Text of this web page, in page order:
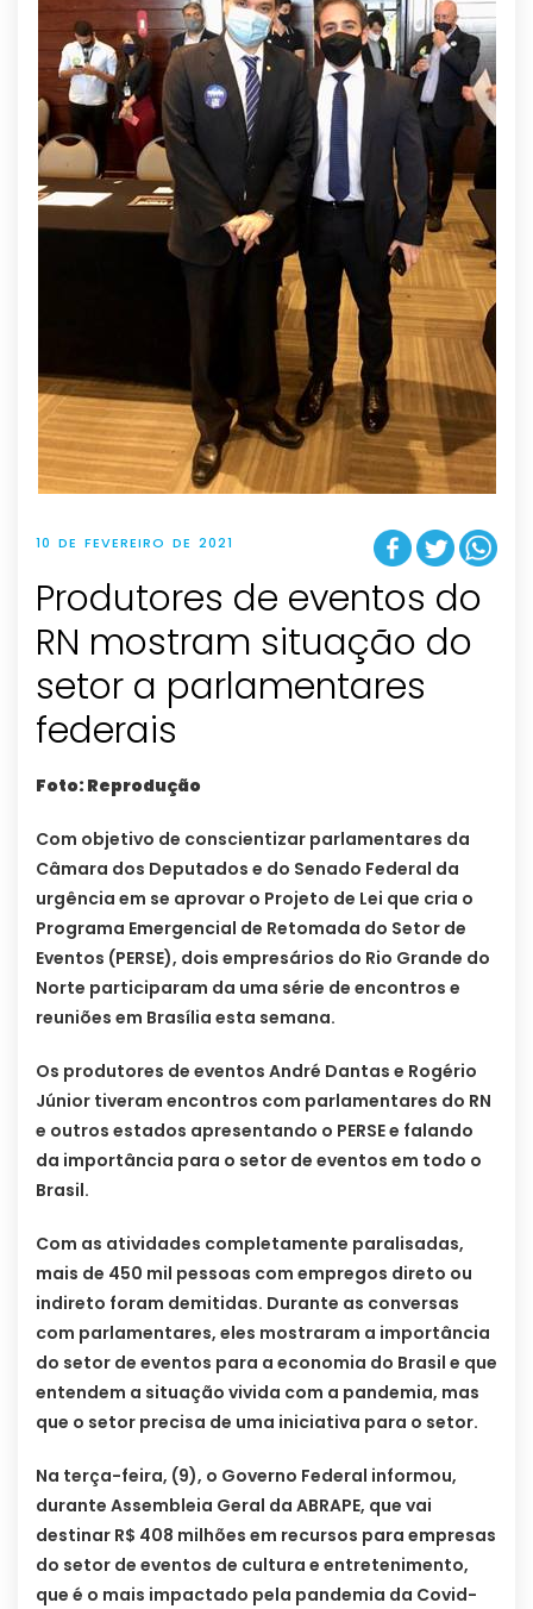
10 DE FEVEREIRO DE 2021
Produtores de eventos do
RN mostram situação do
setor a parlamentares
federais
Foto: Reprodução
Com objetivo de conscientizar parlamentares da
Câmara dos Deputados e do Senado Federal da
urgência em se aprovar o Projeto de Lei que cria o
Programa Emergencial de Retomada do Setor de
Eventos (PERSE), dois empresários do Rio Grande do
Norte participaram da uma série de encontros e
reuniões em Brasília esta semana.
Os produtores de eventos André Dantas e Rogério
Júnior tiveram encontros com parlamentares do RN
e outros estados apresentando o PERSE e falando
da importância para o setor de eventos em todo o
Brasil.
Com as atividades completamente paralisadas,
mais de 450 mil pessoas com empregos direto ou
indireto foram demitidas. Durante as conversas
com parlamentares, eles mostraram a importância
do setor de eventos para a economia do Brasil e que
entendem a situação vivida com a pandemia, mas
que o setor precisa de uma iniciativa para o setor.
Na terça-feira, (9), o Governo Federal informou,
durante Assembleia Geral da ABRAPE, que vai
destinar R$ 408 milhões em recursos para empresas
do setor de eventos de cultura e entretenimento,
que é o mais impactado pela pandemia da Covid-